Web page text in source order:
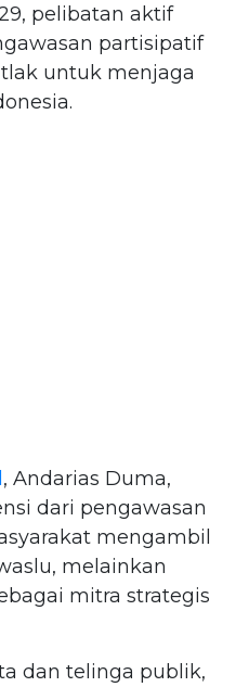
pelibatan aktif
partisipatif
untuk menjaga
, Andarias Duma,
dari pengawasan
mengambil
melainkan
mitra strategis
dan telinga publik,